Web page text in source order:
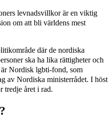
levnadsvillkor är en viktig
om att bli världens mest
där de nordiska
ska ha lika rättigheter och
Nordisk lgbti-fond, som
av Nordiska ministerrådet. I höst
tredje året i rad.